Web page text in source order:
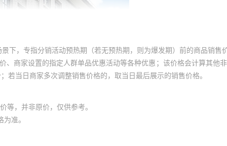
下，专指分销活动预热期（若无预热期，则为爆发期）前的商品销售
商家设置的指定人群单品优惠活动等各种优惠；该价格会计算其他
当日商家多次调整销售价格的，取当日最后展示的销售价格。
等，并非原价，仅供参考。
准。